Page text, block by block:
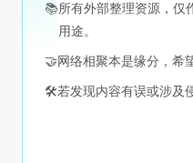
📚所有外部整理资源，仅
用途。
🤝 网络相聚本是缘分，希
🛠️若发现内容有误或涉及